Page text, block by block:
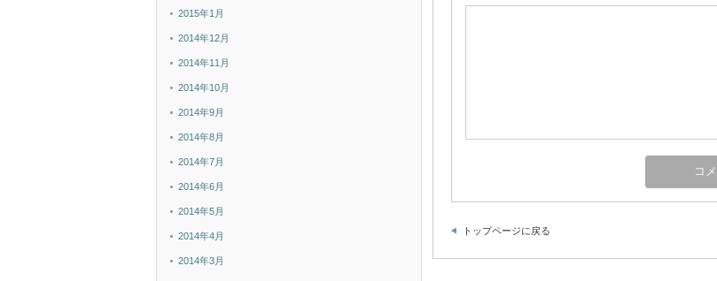
トップページに戻る
2015年1月
2014年12月
2014年11月
2014年10月
2014年9月
2014年8月
2014年7月
2014年6月
2014年5月
2014年4月
2014年3月